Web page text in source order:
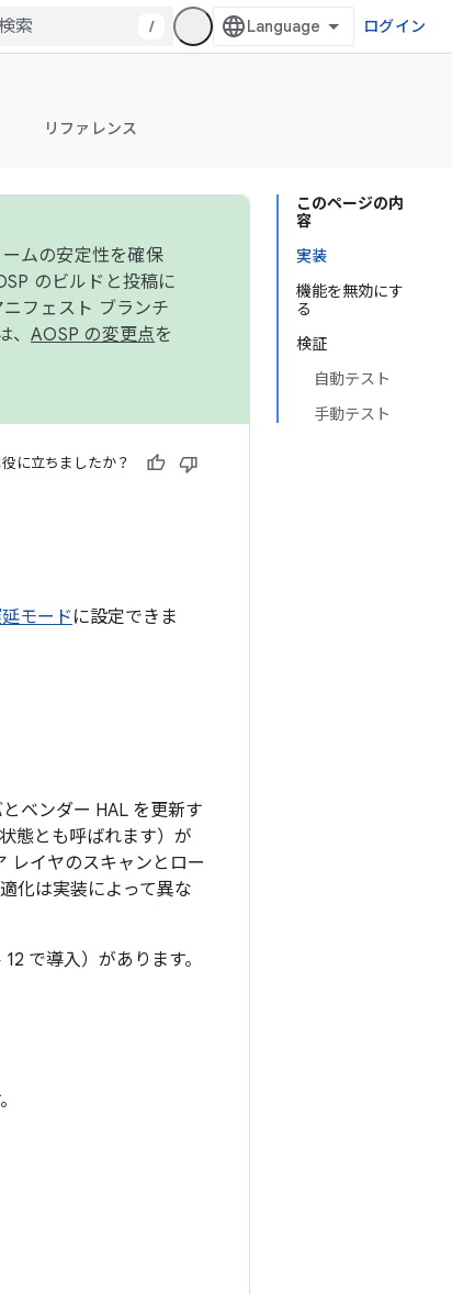
/ ログイン
リファレンス
このページの内
容
実装
機能を無効にす
る
検証
自動テスト
手動テスト
ムの安定性を確保
のビルドと投稿に
ニフェスト ブランチ
AOSP の変更点を
に立ちましたか？
モード に設定できま
ベンダー HAL を更新す
態とも呼ばれます）が
レイヤのスキャンとロー
化は実装によって異な
12 で導入）があります。